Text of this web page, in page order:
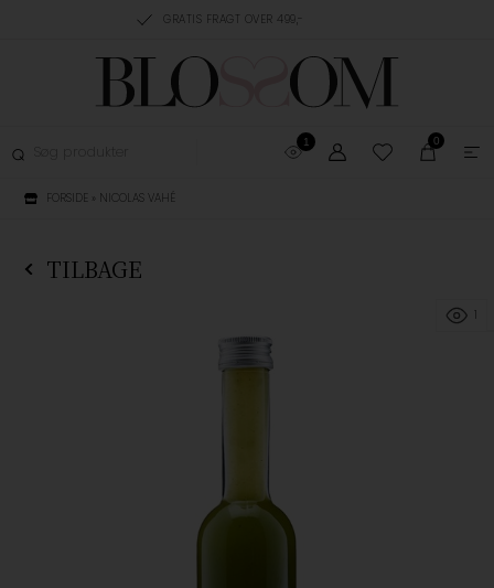
GRATIS FRAGT OVER 499,-
1 0
FORSIDE » NICOLAS VAHÉ
TILBAGE
1